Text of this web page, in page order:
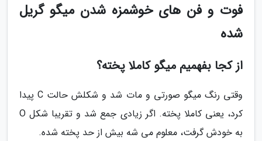
فوت و فن های خوشمزه شدن میگو گریل
شده
از کجا بفهمیم میگو کاملا پخته؟
وقتی رنگ میگو صورتی و مات شد و شکلش حالت C پیدا
کرد، یعنی کاملا پخته. اگر زیادی جمع شد و تقریبا شکل O
به خودش گرفت، معلوم می شه بیش از حد پخته شده.